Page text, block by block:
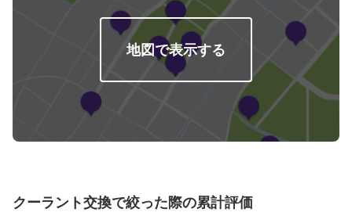
地図で表示する
クーラント交換で絞った際の累計評価